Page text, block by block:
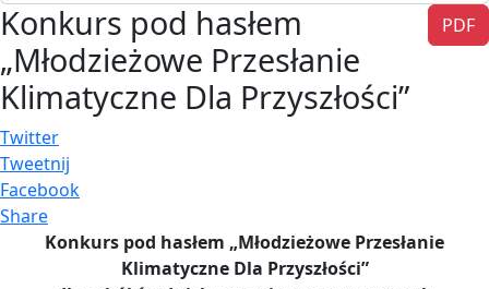
PDF
Konkurs pod hasłem
„Młodzieżowe Przesłanie
Klimatyczne Dla Przyszłości”
Twitter
Tweetnij
Facebook
Share
Konkurs pod hasłem „Młodzieżowe Przesłanie
Klimatyczne Dla Przyszłości”